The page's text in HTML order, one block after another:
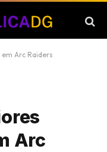
Arc Raiders
Arc